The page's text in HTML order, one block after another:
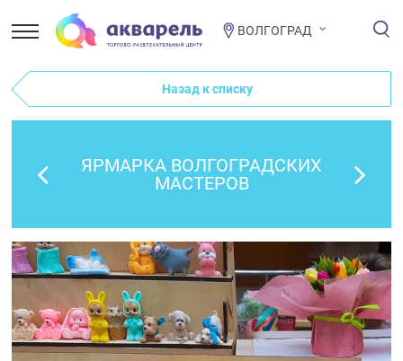
ВОЛГОГРАД
Назад к списку
ЯРМАРКА ВОЛГОГРАДСКИХ
МАСТЕРОВ